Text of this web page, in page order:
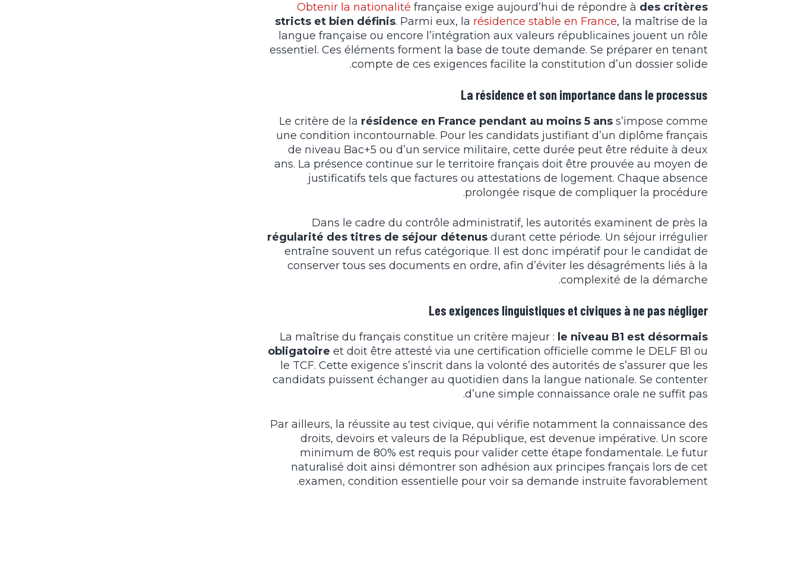
Obtenir la nationalité française exige aujourd’hui de répondre à des critères
stricts et bien définis. Parmi eux, la résidence stable en France, la maîtrise de la
langue française ou encore l’intégration aux valeurs républicaines jouent un rôle
essentiel. Ces éléments forment la base de toute demande. Se préparer en tenant
compte de ces exigences facilite la constitution d’un dossier solide.
La résidence et son importance dans le processus
Le critère de la résidence en France pendant au moins 5 ans s’impose comme
une condition incontournable. Pour les candidats justifiant d’un diplôme français
de niveau Bac+5 ou d’un service militaire, cette durée peut être réduite à deux
ans. La présence continue sur le territoire français doit être prouvée au moyen de
justificatifs tels que factures ou attestations de logement. Chaque absence
prolongée risque de compliquer la procédure.
Dans le cadre du contrôle administratif, les autorités examinent de près la
régularité des titres de séjour détenus durant cette période. Un séjour irrégulier
entraîne souvent un refus catégorique. Il est donc impératif pour le candidat de
conserver tous ses documents en ordre, afin d’éviter les désagréments liés à la
complexité de la démarche.
Les exigences linguistiques et civiques à ne pas négliger
La maîtrise du français constitue un critère majeur : le niveau B1 est désormais
obligatoire et doit être attesté via une certification officielle comme le DELF B1 ou
le TCF. Cette exigence s’inscrit dans la volonté des autorités de s’assurer que les
candidats puissent échanger au quotidien dans la langue nationale. Se contenter
d’une simple connaissance orale ne suffit pas.
Par ailleurs, la réussite au test civique, qui vérifie notamment la connaissance des
droits, devoirs et valeurs de la République, est devenue impérative. Un score
minimum de 80% est requis pour valider cette étape fondamentale. Le futur
naturalisé doit ainsi démontrer son adhésion aux principes français lors de cet
examen, condition essentielle pour voir sa demande instruite favorablement.